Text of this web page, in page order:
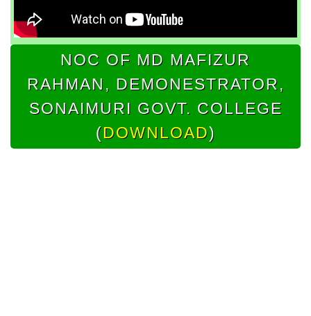
NOC OF MD MAFIZUR
RAHMAN, DEMONESTRATOR,
SONAIMURI GOVT. COLLEGE
(DOWNLOAD)